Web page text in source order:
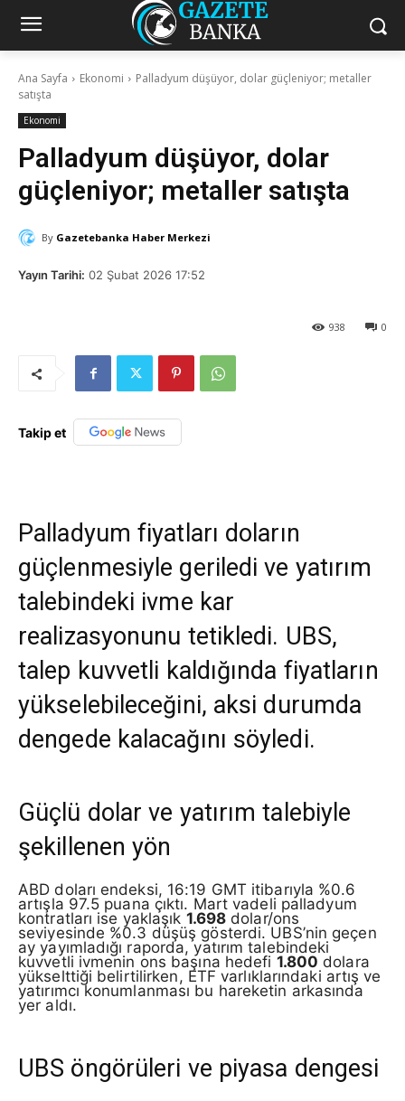
Ana Sayfa Ekonomi
Palladyum düşüyor, dolar güçleniyor; metaller
satışta
Ekonomi
Palladyum düşüyor, dolar
güçleniyor; metaller satışta
By Gazetebanka Haber Merkezi
Yayın Tarihi: 02 Şubat 2026 17:52
0
938
Takip et
Palladyum fiyatları doların
güçlenmesiyle geriledi ve yatırım
talebindeki ivme kar
realizasyonunu tetikledi. UBS,
talep kuvvetli kaldığında fiyatların
yükselebileceğini, aksi durumda
dengede kalacağını söyledi.
Güçlü dolar ve yatırım talebiyle
şekillenen yön
ABD doları endeksi, 16:19 GMT itibarıyla %0.6
artışla 97.5 puana çıktı. Mart vadeli palladyum
kontratları ise yaklaşık 1.698 dolar/ons
seviyesinde %0.3 düşüş gösterdi. UBS’nin geçen
ay yayımladığı raporda, yatırım talebindeki
kuvvetli ivmenin ons başına hedefi 1.800 dolara
yükselttiği belirtilirken, ETF varlıklarındaki artış ve
yatırımcı konumlanması bu hareketin arkasında
yer aldı.
UBS öngörüleri ve piyasa dengesi